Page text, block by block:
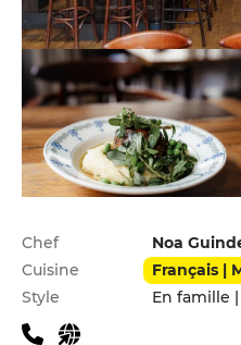
Infos
Chef
Noa
Cuisine
Français |
Style
En famille